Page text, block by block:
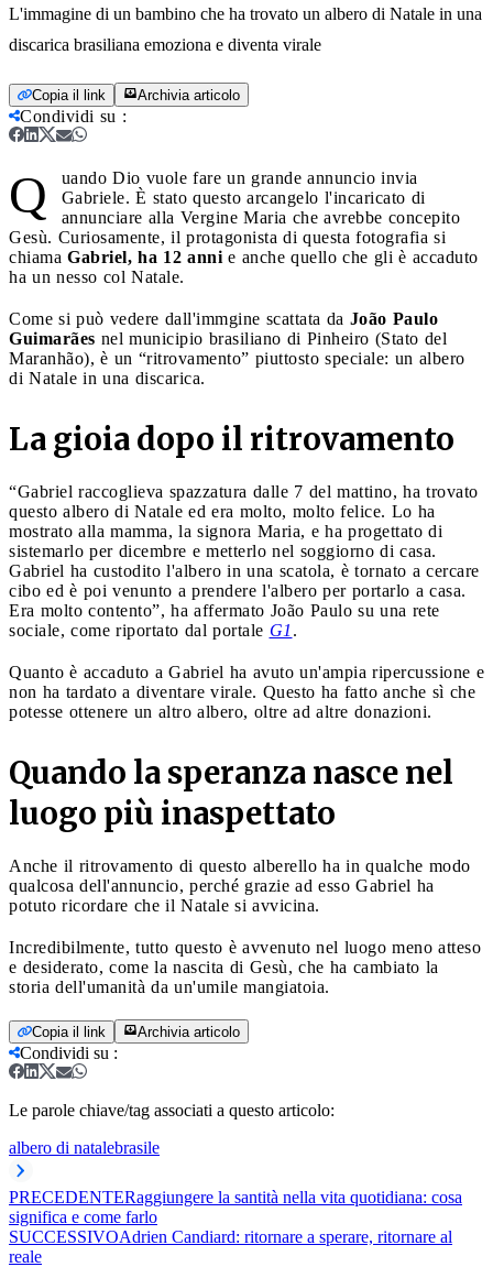
L'immagine di un bambino che ha trovato un albero di Natale in una
discarica brasiliana emoziona e diventa virale
Copia il link Archivia articolo
Condividi su :
Q
uando Dio vuole fare un grande annuncio invia
Gabriele. È stato questo arcangelo l'incaricato di
annunciare alla Vergine Maria che avrebbe concepito
Gesù. Curiosamente, il protagonista di questa fotografia si
chiama Gabriel, ha 12 anni e anche quello che gli è accaduto
ha un nesso col Natale.
Come si può vedere dall'immgine scattata da João Paulo
Guimarães nel municipio brasiliano di Pinheiro (Stato del
Maranhão), è un “ritrovamento” piuttosto speciale: un albero
di Natale in una discarica.
La gioia dopo il ritrovamento
“Gabriel raccoglieva spazzatura dalle 7 del mattino, ha trovato
questo albero di Natale ed era molto, molto felice. Lo ha
mostrato alla mamma, la signora Maria, e ha progettato di
sistemarlo per dicembre e metterlo nel soggiorno di casa.
Gabriel ha custodito l'albero in una scatola, è tornato a cercare
cibo ed è poi venunto a prendere l'albero per portarlo a casa.
Era molto contento”, ha affermato João Paulo su una rete
sociale, come riportato dal portale G1 .
Quanto è accaduto a Gabriel ha avuto un'ampia ripercussione e
non ha tardato a diventare virale. Questo ha fatto anche sì che
potesse ottenere un altro albero, oltre ad altre donazioni.
Quando la speranza nasce nel
luogo più inaspettato
Anche il ritrovamento di questo alberello ha in qualche modo
qualcosa dell'annuncio, perché grazie ad esso Gabriel ha
potuto ricordare che il Natale si avvicina.
Incredibilmente, tutto questo è avvenuto nel luogo meno atteso
e desiderato, come la nascita di Gesù, che ha cambiato la
storia dell'umanità da un'umile mangiatoia.
Copia il link Archivia articolo
Condividi su :
Le parole chiave/tag associati a questo articolo:
albero di natalebrasile
PRECEDENTERaggiungere la santità nella vita quotidiana: cosa
significa e come farlo
SUCCESSIVOAdrien Candiard: ritornare a sperare, ritornare al
reale